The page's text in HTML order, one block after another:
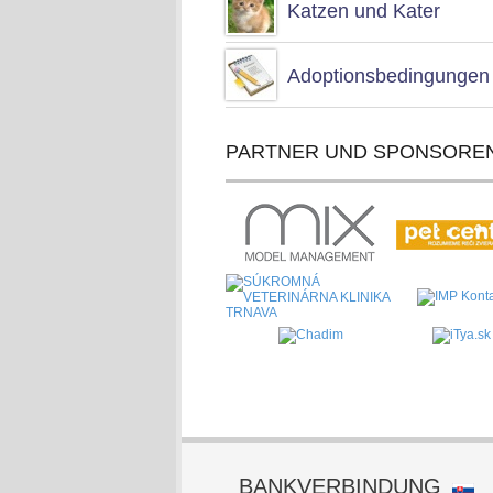
Katzen und Kater
Adoptionsbedingungen
PARTNER UND
BANKVERBINDUNG